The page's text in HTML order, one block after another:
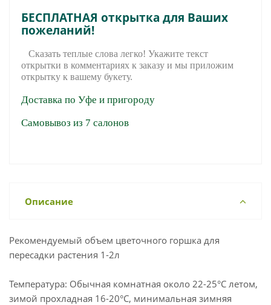
БЕСПЛАТНАЯ открытка для Ваших
пожеланий!
Сказать теплые слова легко! Укажите текст
открытки в комментариях к заказу и мы приложим
открытку к вашему букету.
Доставка по Уфе и пригороду
Самовывоз из 7 салонов
Описание
Рекомендуемый объем цветочного горшка для
пересадки растения 1-2л
Температура: Обычная комнатная около 22-25°С летом,
зимой прохладная 16-20°С, минимальная зимняя